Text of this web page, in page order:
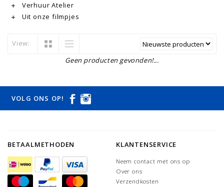
Verhuur Atelier
Uit onze filmpjes
View:
Geen producten gevonden!...
VOLG ONS OP!
BETAALMETHODEN KLANTENSERVICE
Neem contact met ons op
Over ons
Verzendkosten